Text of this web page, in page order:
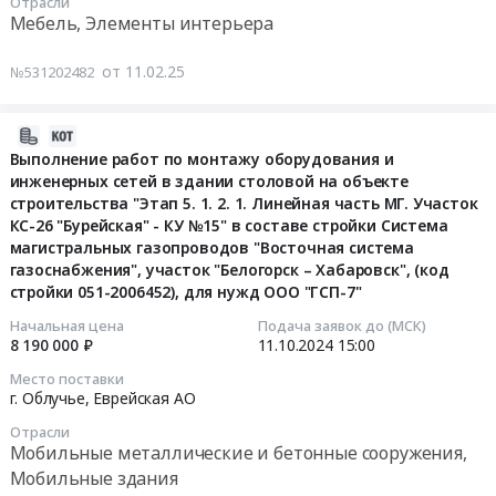
Мебель, Элементы интерьера
№531202482 от 11.02.25
Выполнение работ по монтажу оборудования и
инженерных сетей в здании столовой на объекте
строительства "Этап 5. 1. 2. 1. Линейная часть МГ. Участок
КС-26 "Бурейская" - КУ №15" в составе стройки Система
магистральных газопроводов "Восточная система
газоснабжения", участок "Белогорск – Хабаровск", (код
стройки 051-2006452), для нужд ООО "ГСП-7"
Начальная цена
8 190 000 ₽
Подача заявок до (МСК)
11.10.2024 15:00
Место поставки
г. Облучье, Еврейская АО
Отрасли
Мобильные металлические и бетонные сооружения,
Мобильные здания